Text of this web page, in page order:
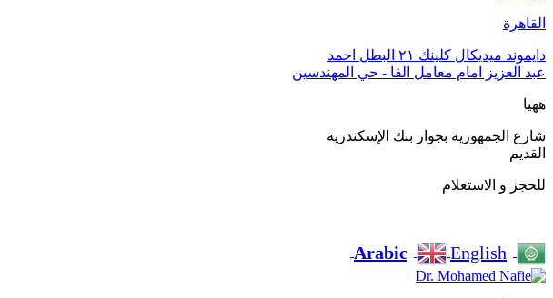
القاهرة
دايموند ميديكال كلينك ٢١ البطل احمد
عبد العزيز امام معامل الفا - حي المهندسين
ههيا
شارع الجمهورية بجوار بنك الإسكندرية
القديم
للحجز و الاستعلام
Arabic English